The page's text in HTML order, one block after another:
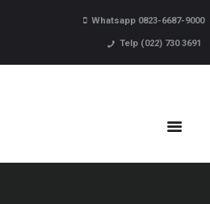
Whatsapp 0823-6687-9000
Telp (022) 730 3691
HOME
PROFIL
PROGRAM